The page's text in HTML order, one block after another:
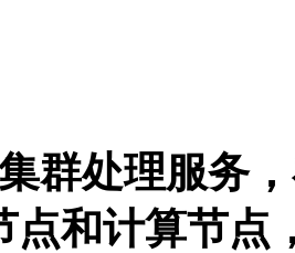
群处理服务
点和计算节点